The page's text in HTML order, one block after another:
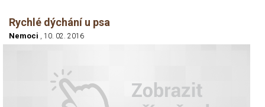
Rychlé dýchání u psa
Nemoci , 10. 02. 2016